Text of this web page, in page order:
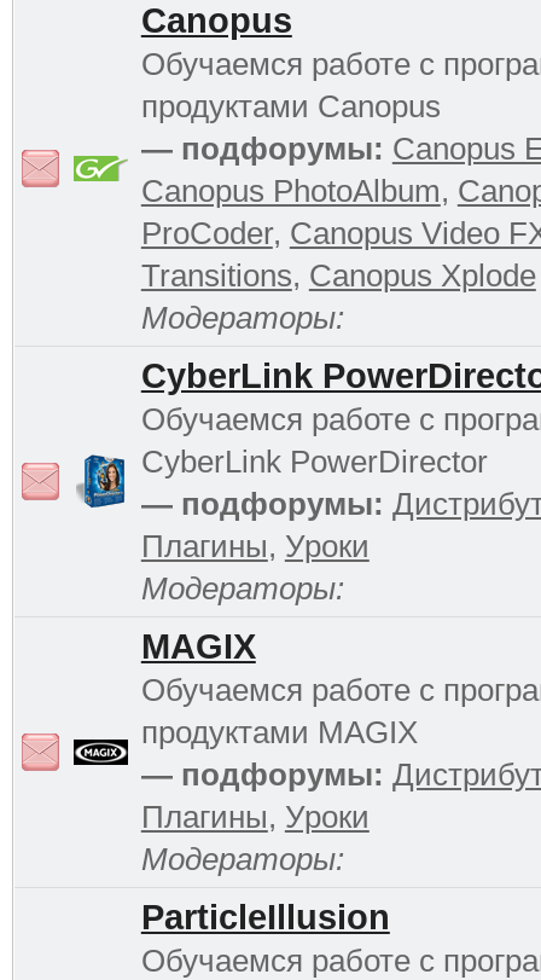
Canopus
Обучаемся работе с
продуктами Canopus
— подфорумы: Canopus
Canopus PhotoAlbum,
ProCoder, Canopus Video
Transitions, Canopus Xplode
Модераторы:
CyberLink
Обучаемся работе с
CyberLink PowerDirector
— подфорумы:
Плагины, Уроки
Модераторы:
MAGIX
Обучаемся работе с
продуктами MAGIX
— подфорумы:
Плагины, Уроки
Модераторы:
ParticleIllusion
Обучаемся работе с